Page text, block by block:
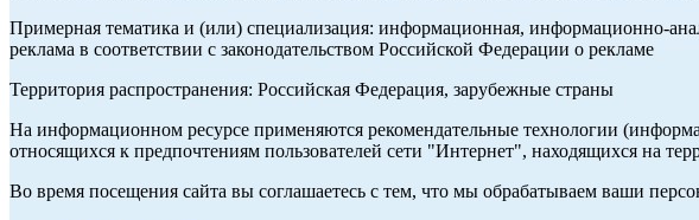
Примерная тематика и (или) специализация: информационная, информационно-
реклама в соответствии с законодательством Российской Федерации о рекламе
Территория распространения: Российская Федерация, зарубежные страны
На информационном ресурсе применяются рекомендательные технологии
относящихся к предпочтениям пользователей сети "Интернет", находящихся на
Во время посещения сайта вы соглашаетесь с тем, что мы обрабатываем ваши